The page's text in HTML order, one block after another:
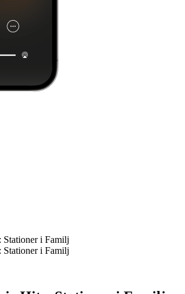
Stationer i Familj
Stationer i Familj